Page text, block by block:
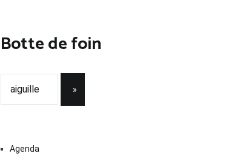
Botte de foin
Agenda